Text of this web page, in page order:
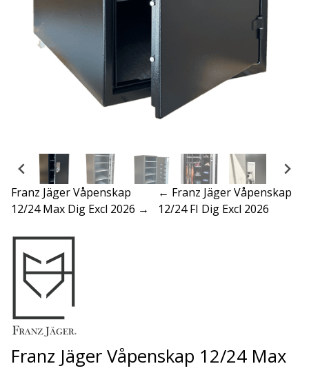
Franz Jäger Våpenskap
12/24 Max Dig Excl 2026 →
← Franz Jäger Våpenskap
12/24 FI Dig Excl 2026
Franz Jäger Våpenskap 12/24 Max